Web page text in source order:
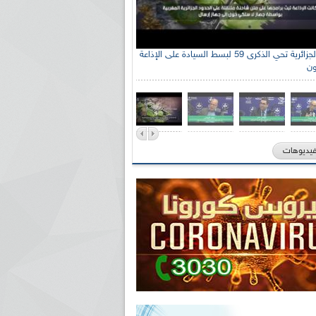
الإذاعة الجزائرية تحي الذكرى 59 لبسط السيادة على الإذاعة